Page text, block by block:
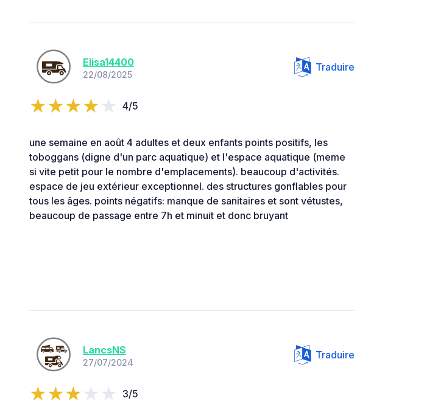
Elisa14400
22/08/2025
Traduire
4/5
une semaine en août 4 adultes et deux enfants points positifs, les
toboggans (digne d'un parc aquatique) et l'espace aquatique (meme
si vite petit pour le nombre d'emplacements). beaucoup d'activités.
espace de jeu extérieur exceptionnel. des structures gonflables pour
tous les âges. points négatifs: manque de sanitaires et sont vétustes,
beaucoup de passage entre 7h et minuit et donc bruyant
LancsNS
27/07/2024
Traduire
3/5